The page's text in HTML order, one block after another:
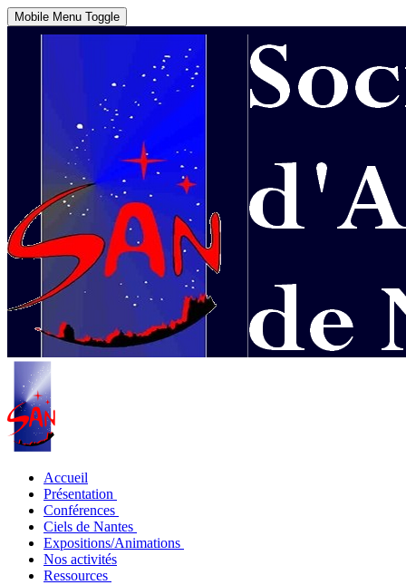
Mobile Menu Toggle
Accueil
Présentation
Conférences
Ciels de Nantes
Expositions/Animations
Nos activités
Ressources